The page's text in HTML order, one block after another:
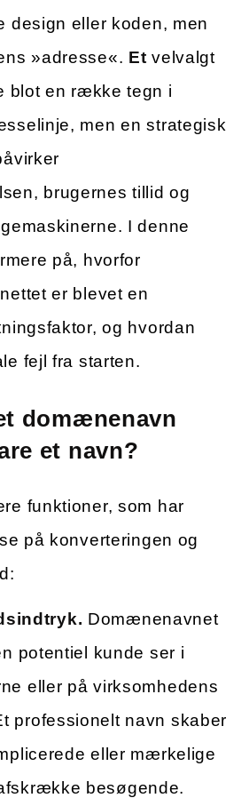
design eller koden, men
»adresse«. Et velvalgt
blot en række tegn i
men en strategisk
brugernes tillid og
I denne
på, hvorfor
er blevet en
og hvordan
fejl fra starten.
domænenavn
et navn?
funktioner, som har
på konverteringen og
Domænenavnet
potentiel kunde ser i
eller på virksomhedens
professionelt navn skaber
eller mærkelige
besøgende.